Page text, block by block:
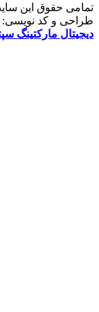
تمامی حقوق این
طراحی و کد نویسی:
دیجیتال مارکتینگ